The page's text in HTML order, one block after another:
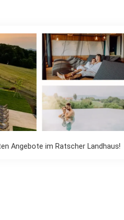
Angebote im Ratscher Landhaus!